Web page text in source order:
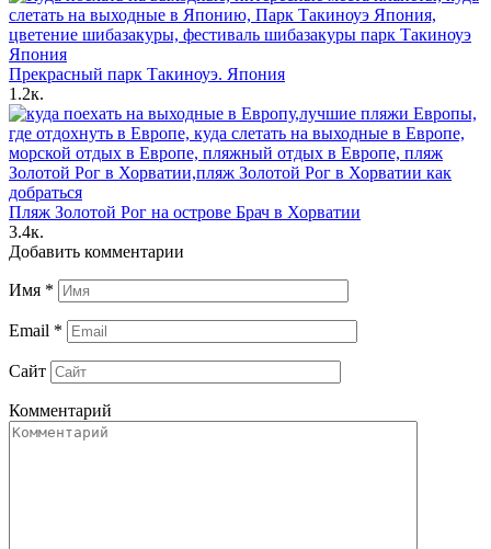
Прекрасный парк Такиноуэ. Япония
1.2к.
Пляж Золотой Рог на острове Брач в Хорватии
3.4к.
Добавить комментарии
Имя *
Email *
Сайт
Комментарий